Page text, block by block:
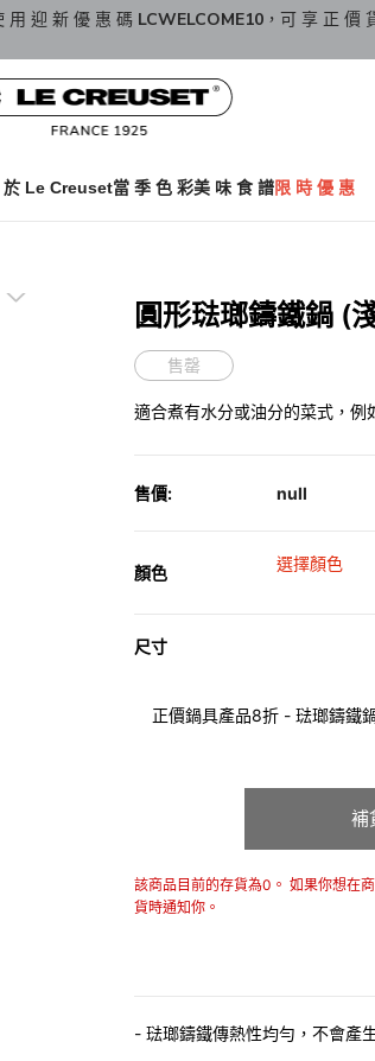
用 迎 新 優 惠 碼 LCWELCOME10 ，可 享 正 價
於 Le Creuset當 季 色 彩美 味 食 譜限 時 優 惠
圓形琺瑯鑄鐵鍋 (
售罄
適合煮有水分或油分的菜式，例
售價: null
顏色 選擇顏色
尺寸
正價鍋具產品8折 - 琺瑯鑄鐵
補
該商品目前的存貨為0。 如果你想在
貨時通知你。
- 琺瑯鑄鐵傳熱性均勻，不會產